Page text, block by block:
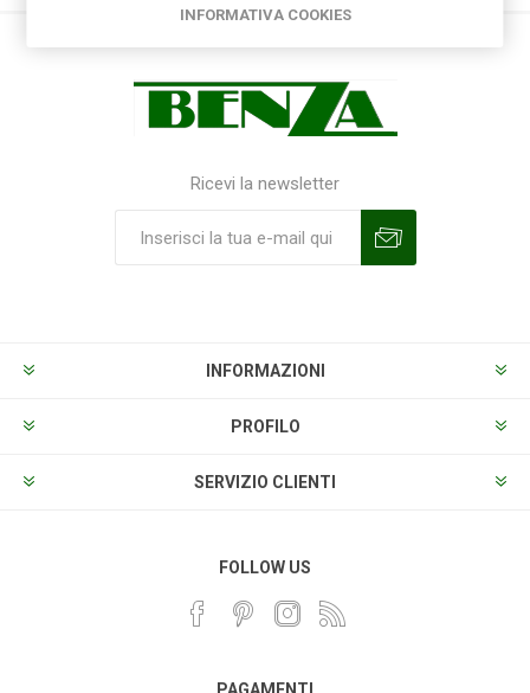
Ricevi la newsletter
INFORMAZIONI
PROFILO
SERVIZIO CLIENTI
FOLLOW US
INFORMATIVA COOKIES